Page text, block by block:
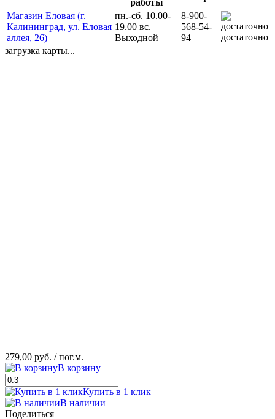
работы
Магазин Еловая (г.
Калининград, ул. Еловая
аллея, 26)
пн.-сб. 10.00-
19.00 вс.
Выходной
8-900-
568-54-
94
достаточно
загрузка карты...
279,00 руб. / пог.м.
В корзину
Купить в 1 клик
В наличии
Поделиться